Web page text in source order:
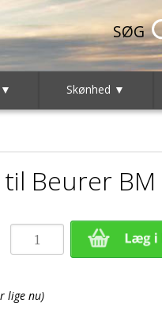
Skønhed ▼
Beurer
lige nu)